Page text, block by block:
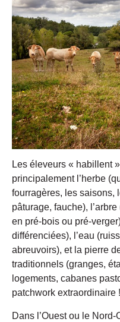
Les éleveurs « habillent
principalement l’herbe
fourragères, les saisons,
pâturage, fauche),
en pré-bois ou pré-
différenciées), l’eau
abreuvoirs), et la pierre
traditionnels (granges,
logements, cabanes
patchwork extraordinaire !
Dans l’Ouest ou le Nord-